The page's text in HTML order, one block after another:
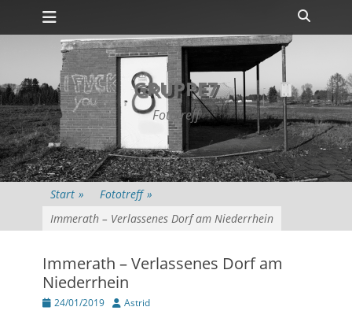
Zum
Inhalt
springen
Primäres Menü
GRUPPE7
Fototreff
Start » Fototreff »
Immerath – Verlassenes Dorf am Niederrhein
Immerath – Verlassenes Dorf am
Niederrhein
Posted
24/01/2019 AutorAstrid